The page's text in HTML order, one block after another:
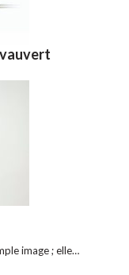
vauvert
image ; elle…